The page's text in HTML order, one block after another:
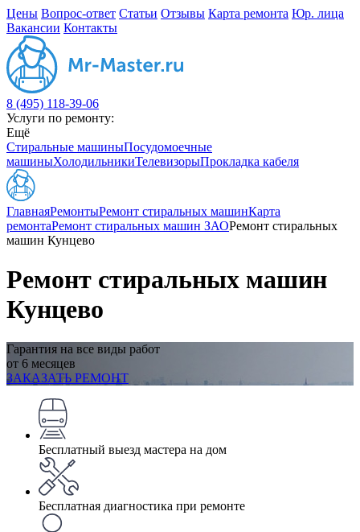
Цены Вопрос-ответ Статьи Отзывы Карта ремонта Юр. лица
Вакансии Контакты
8 (495) 118-39-06
Услуги по ремонту:
Ещё
Стиральные машиныПосудомоечные
машиныХолодильникиТелевизорыПрокладка кабеля
ГлавнаяРемонтыРемонт стиральных машинКарта
ремонтаРемонт стиральных машин ЗАОРемонт стиральных
машин Кунцево
Ремонт стиральных машин
Кунцево
Гарантия на все виды работ
от 6 месяцев
ЗАКАЗАТЬ РЕМОНТ
Бесплатный выезд мастера на дом
Бесплатная диагностика при ремонте